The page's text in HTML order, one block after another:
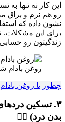
این کار نه تنها
رو هم نرم و براق
نشون داده که
برای این مشکلات،
زندگیتون رو حسابی
روغن بادام
چطور با روغن
۳. تسکین
بدن درد) 🧘‍♀️